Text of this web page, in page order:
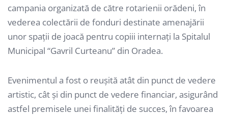
campania organizată de către rotarienii orădeni, în
vederea colectării de fonduri destinate amenajării
unor spaţii de joacă pentru copiii internaţi la Spitalul
Municipal “Gavril Curteanu” din Oradea.
Evenimentul a fost o reuşită atât din punct de vedere
artistic, cât şi din punct de vedere financiar, asigurând
astfel premisele unei finalităţi de succes, în favoarea